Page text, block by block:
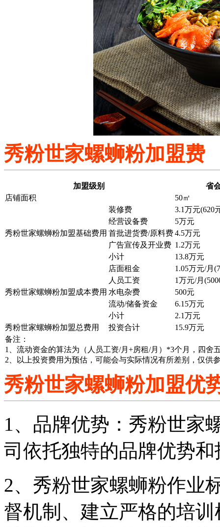
秀粉世家螺蛳粉加盟费
加盟级别
省
店铺面积
50㎡
秀粉世家螺蛳粉加盟基础费用
装修费
3.1万元(620
经营设备费
5万元
首批进货费/原料费4.5万元
广告宣传及开业费 1.2万元
小计
13.8万元
秀粉世家螺蛳粉加盟成本费用
店面租金
1.05万元/月
人员工资
1万元/月
水电杂费
500元
流动/储备资金
6.15万元
小计
2.1万元
秀粉世家螺蛳粉加盟总费用
投资合计
15.9万元
备注：
1、流动资金的算法为（人员工资/月+房租/月）*3个月，四舍
2、以上投资费用为预估，可能会与实际情况有所差别，仅供
秀粉世家螺蛳粉加盟优
1、品牌优势：秀粉世家
司依托独特的品牌优势
2、秀粉世家螺蛳粉作业
督机制、建立严格的培